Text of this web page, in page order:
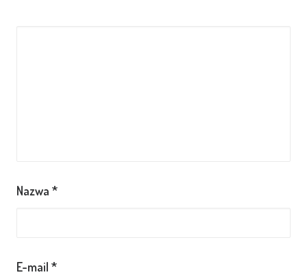
Nazwa *
E-mail *